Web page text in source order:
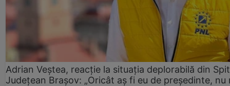
Adrian Veștea, reacție la situația deplorabilă din
Județean Brașov: „Oricât aș fi eu de președinte, nu